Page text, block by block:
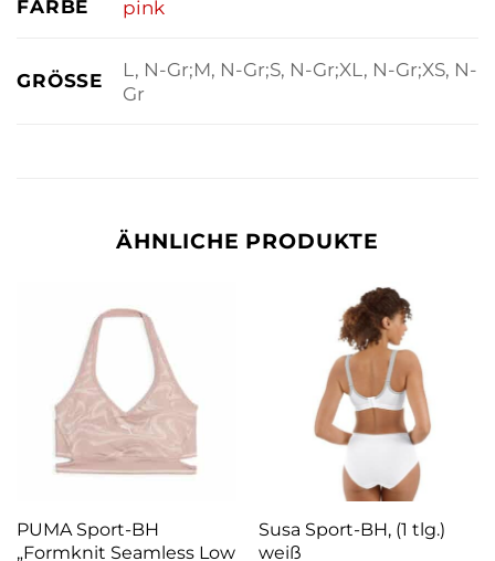
FARBE pink
GRÖSSE
L, N-Gr;M, N-Gr;S, N-Gr;XL, N-Gr;XS, N-
Gr
ÄHNLICHE PRODUKTE
PUMA Sport-BH
„Formknit Seamless Low
Susa Sport-BH, (1 tlg.)
weiß